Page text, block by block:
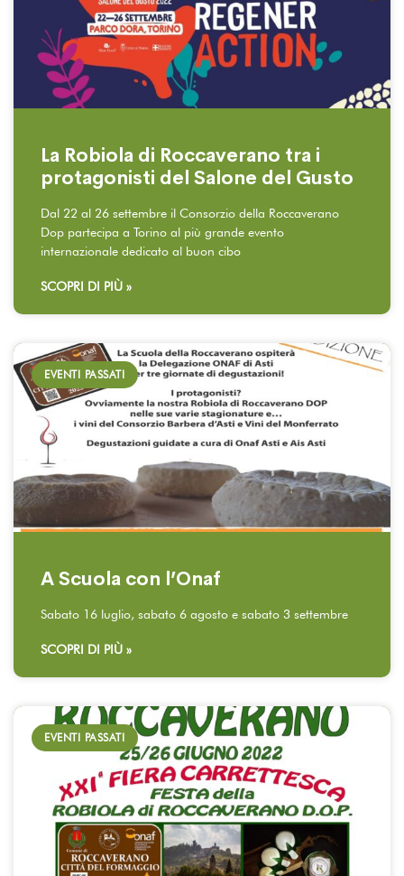
La Robiola di Roccaverano tra i
protagonisti del Salone del Gusto
Dal 22 al 26 settembre il Consorzio della Roccaverano
Dop partecipa a Torino al più grande evento
internazionale dedicato al buon cibo
SCOPRI DI PIÙ »
EVENTI PASSATI
A Scuola con l’Onaf
Sabato 16 luglio, sabato 6 agosto e sabato 3 settembre
SCOPRI DI PIÙ »
EVENTI PASSATI